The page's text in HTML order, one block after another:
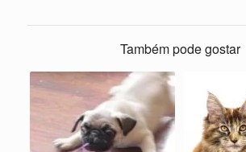
Também pode gostar